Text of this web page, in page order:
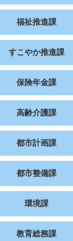
福祉推進課
すこやか推進課
保険年金課
高齢介護課
都市計画課
都市整備課
環境課
教育総務課